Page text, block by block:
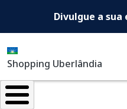
Shopping
Divulgue a sua
Shopping Uberlândia